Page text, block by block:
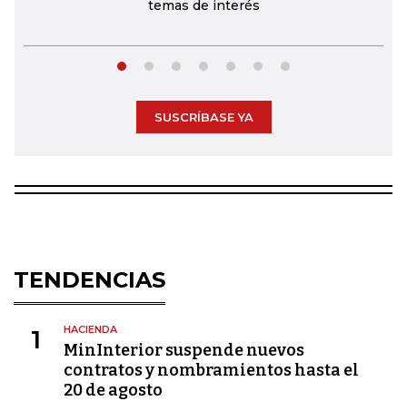
temas de interés
SUSCRÍBASE YA
TENDENCIAS
1 HACIENDA
MinInterior suspende nuevos
contratos y nombramientos hasta el
20 de agosto